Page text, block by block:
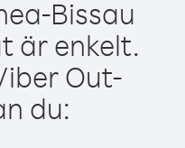
Bissau
är enkelt.
Out-
du: